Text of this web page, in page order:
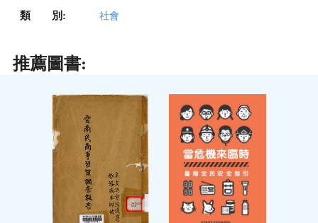
類 別: 社會
推薦圖書: